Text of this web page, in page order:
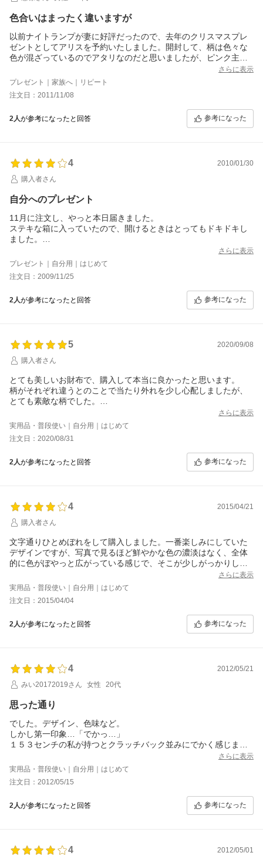
が、実物はあまりパキッとした色味ではなく全体にくすんでピン
クベージュっぽい感じです。
内側のパープルが少しイヤラシイかなと思いましたが、表のカラ
ーが落ち着いていたのでパープルの色味がマッチして上品です。
素材感はそんなにビニールな感じではないです。
エナメルだったらこんなもんかなという感じです。
残念なところは、やはりかぶせ部分にスナップボタンが付いてい
ないので沢山入れると浮いてしまいそうです。
あと小銭入れにマチがないので、あまり入れると小銭を探しにく
発注時のお店の対応ですが、発注確認のメールと発送時の確認メ
ールが届き、内容も詳細で対応も丁寧だと思います。
全体的に満足の品が届きました。
ありがとうございました。
色合いはまったく違いますが
以前ナイトランプが妻に好評だったので、去年のクリスマスプレ
ゼントとしてアリスを予約いたしました。開封して、柄は色々な
色が混ざっているのでアタリなのだと思いましたが、ピンク主体
の色合いが全体的に暗くくすんだ感じで、HPの見本画像を黄色い
レンズのメガネを通して見た様な、そんな感じの色です。
妻がナイトランプをとても気に入ってくれていて、傷みが早くな
らないように、柄違いで使えるということで喜んではもらえまし
まるで規則で決められているのかと思うくらい、猫も杓子も、誰
さらに表示
プレゼント｜家族へ｜リピート
注文日：2011/11/08
2人が参考になったと回答 参考になった
4
2010/01/30
購入者さん
自分へのプレゼント
11月に注文し、やっと本日届きました。
ステキな箱に入っていたので、開けるときはとってもドキドキし
ました。
ただ、カードもお金も入れない方がカタチが良いです。（それじ
ゃあ意味ないですけど。）
入れてしまうとちょっと厚くなってフタの部分が若干浮きます。
（ボタン等が無いので仕方ないかもしれません。）
そして私に届いたのには、小さな傷がついていました。
部分が多かったです。
オシャレなのも大事ですが、使い勝手が悪いとちょっと・・・。
小銭入れは多分使いません。もっさりしてしまいそうなので。
（同じ柄のコインパースがあればいいなぁなんて期待してしまい
ます。）
さらに表示
プレゼント｜自分用｜はじめて
注文日：2009/11/25
2人が参考になったと回答 参考になった
5
2020/09/08
購入者さん
とても美しいお財布で、購入して本当に良かったと思います。
柄がそれぞれ違うとのことで当たり外れを少し心配しましたが、
とても素敵な柄でした。
小銭入れのファスナーも問題なく、カードを入れてもパンパンに
はなりませんでした。
大切に使いたいと思います。
さらに表示
実用品・普段使い｜自分用｜はじめて
注文日：2020/08/31
2人が参考になったと回答 参考になった
4
2015/04/21
購入者さん
文字通りひとめぼれをして購入しました。一番楽しみにしていた
デザインですが、写真で見るほど鮮やかな色の濃淡はなく、全体
的に色がぼやっと広がっている感じで、そこが少しがっかりしま
した。当たりはずれがあると聞いていたので、仕方ないかなとい
う感じです。小銭入れやカード入れは今のところ不便なく使えて
います。とても女性らしく可愛いお財布なので毎朝見るたびにテ
ンションが上がっています。
さらに表示
実用品・普段使い｜自分用｜はじめて
注文日：2015/04/04
2人が参考になったと回答 参考になった
4
2012/05/21
みい20172019さん
女性 20代
思った通り
でした。デザイン、色味など。
しかし第一印象…「でかっ…」
１５３センチの私が持つとクラッチバック並みにでかく感じま
カードは思ったよりも入るし小銭入れも気になりません。
ただ、レザーが豪華すぎてうまく手入れできるか心配。勿体なく
て使えない！笑
レビューの粗品がちょっとチープすぎて、これだったら本店で買
ってコインケースもらえばよかったと後悔。
さらに表示
実用品・普段使い｜自分用｜はじめて
注文日：2012/05/15
2人が参考になったと回答 参考になった
4
2012/05/01